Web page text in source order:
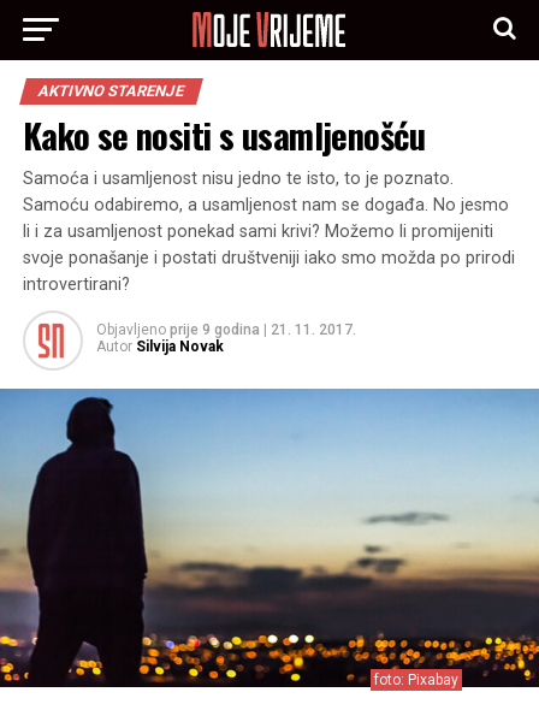
AKTIVNO STARENJE
Kako se nositi s usamljenošću
Samoća i usamljenost nisu jedno te isto, to je poznato.
Samoću odabiremo, a usamljenost nam se događa. No jesmo
li i za usamljenost ponekad sami krivi? Možemo li promijeniti
svoje ponašanje i postati društveniji iako smo možda po prirodi
introvertirani?
Objavljeno prije 9 godina
21. 11. 2017.
Autor Silvija Novak
foto: Pixabay